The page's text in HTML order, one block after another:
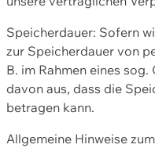
Speicherdauer: Sofern
zur Speicherdauer von
B. im Rahmen eines
davon aus, dass die
betragen kann.
Allgemeine Hinweise